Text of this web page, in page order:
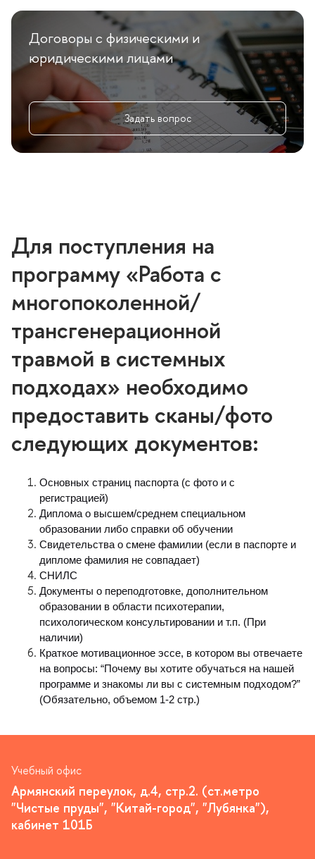
Договоры с физическими и
юридическими лицами
Задать вопрос
Для поступления на
программу «Работа с
многопоколенной/
трансгенерационной
травмой в системных
подходах» необходимо
предоставить сканы/фото
следующих документов:
Основных страниц паспорта (с фото и с
регистрацией)
Диплома о высшем/среднем специальном
образовании либо справки об обучении
Свидетельства о смене фамилии (если в паспорте и
дипломе фамилия не совпадает)
СНИЛС
Документы о переподготовке, дополнительном
образовании в области психотерапии,
психологическом консультировании и т.п. (При
наличии)
Краткое мотивационное эссе, в котором вы отвечаете
на вопросы: “Почему вы хотите обучаться на нашей
программе и знакомы ли вы с системным подходом?”
(Обязательно, объемом 1-2 стр.)
Учебный офис
Армянский переулок, д.4, стр.2. (ст.метро
"Чистые пруды", "Китай-город", "Лубянка"),
кабинет 101Б